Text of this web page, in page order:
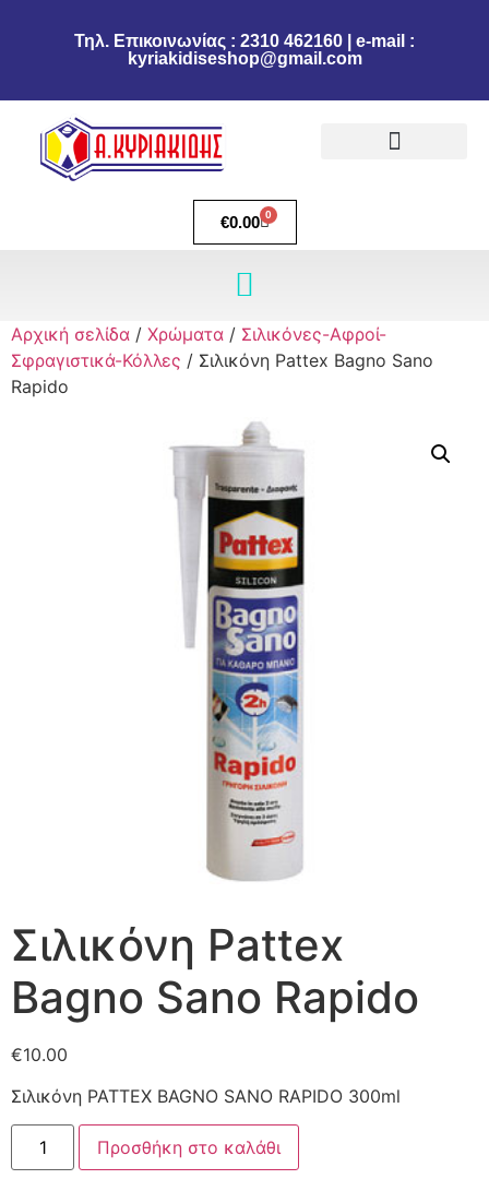
Τηλ. Επικοινωνίας : 2310 462160 | e-mail :
kyriakidiseshop@gmail.com
€0.00 0
Αρχική σελίδα / Χρώματα / Σιλικόνες-Αφροί-
Σφραγιστικά-Κόλλες / Σιλικόνη Pattex Bagno Sano
Rapido
Σιλικόνη Pattex
Bagno Sano Rapido
€10.00
Σιλικόνη PATTEX BAGNO SANO RAPIDO 300ml
Προσθήκη στο καλάθι